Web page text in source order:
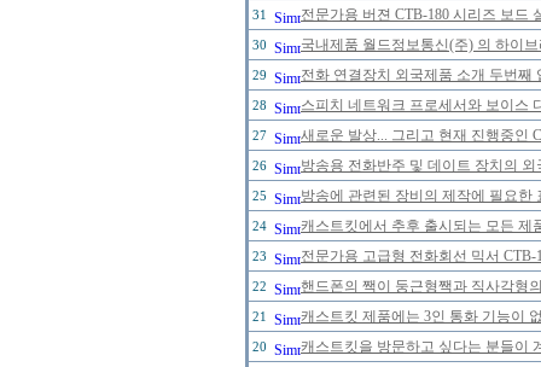
31 전문가용 버젼 CTB-180 시리즈 보드
30 국내제품 월드정보통신(주) 의 하이
29 전화 연결장치 외국제품 소개 두번째
28 스피치 네트워크 프로세서와 보이스
27 새로운 발상... 그리고 현재 진행중인
26 방송용 전화반주 및 데이트 장치의
25 방송에 관련된 장비의 제작에 필요
24 캐스트킷에서 추후 출시되는 모든
23 전문가용 고급형 전화회선 믹서
22 핸드폰의 짹이 둥근형짹과 직사각형
21 캐스트킷 제품에는 3인 통화 기능이
20 캐스트킷을 방문하고 싶다는 분들이